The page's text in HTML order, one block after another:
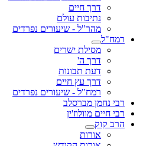
דרך חיים
נתיבות עולם
מהר"ל - שיעורים נפרדים
רמח"ל
מסילת ישרים
דרך ה'
דעת תבונות
דרך עץ חיים
רמח"ל - שיעורים נפרדים
רבי נחמן מברסלב
רבי חיים מוולוז'ין
הרב קוק
אורות